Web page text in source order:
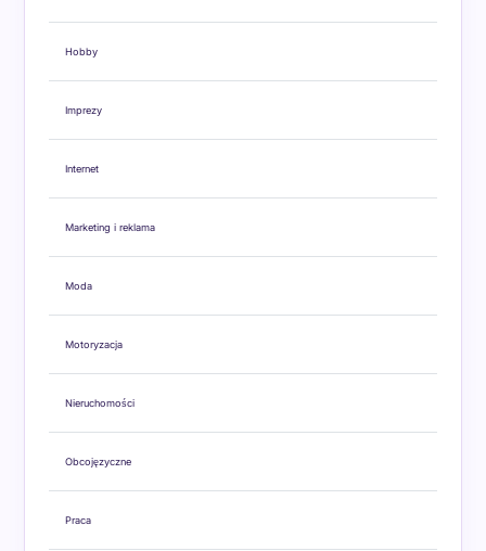
Hobby
Imprezy
Internet
Marketing i reklama
Moda
Motoryzacja
Nieruchomości
Obcojęzyczne
Praca